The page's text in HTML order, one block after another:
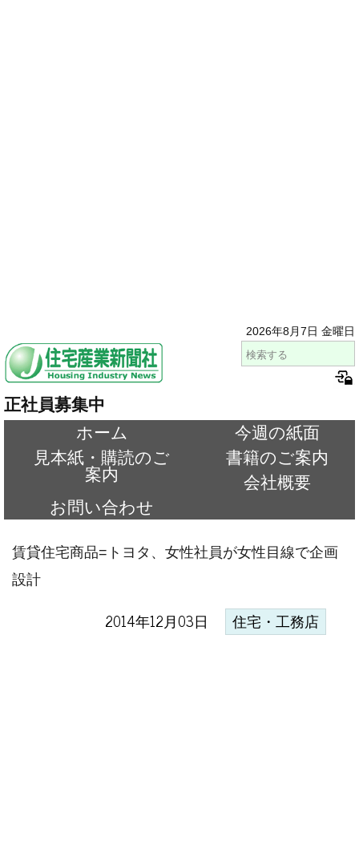
2026年8月7日 金曜日
正社員募集中
ホーム
今週の紙面
見本紙・購読のご
案内
書籍のご案内
会社概要
お問い合わせ
賃貸住宅商品=トヨタ、女性社員が女性目線で企画
設計
2014年12月03日 住宅・工務店